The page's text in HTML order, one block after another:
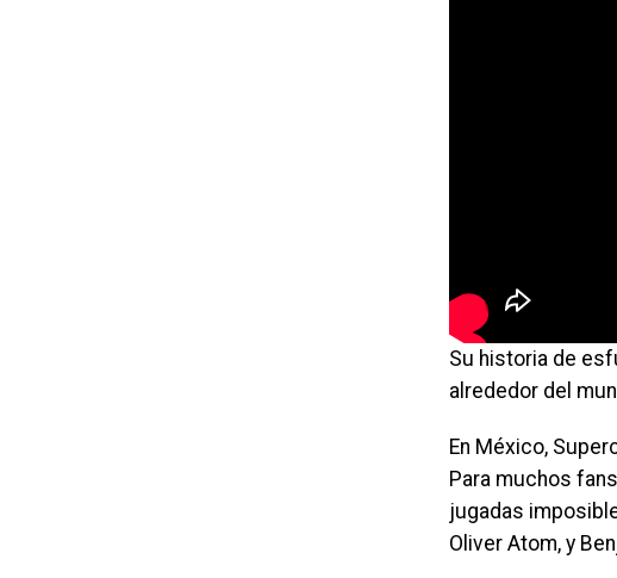
Su historia de
alrededor del
En México,
Para muchos
jugadas
Oliver Atom, y